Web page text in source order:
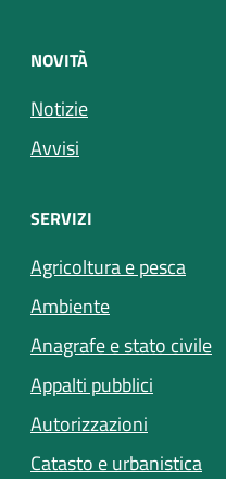
NOVITÀ
Notizie
Avvisi
SERVIZI
Agricoltura e pesca
Ambiente
Anagrafe e stato civile
Appalti pubblici
Autorizzazioni
Catasto e urbanistica